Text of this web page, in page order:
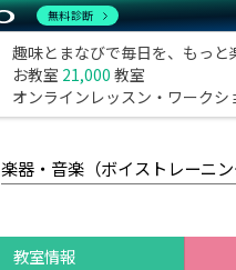
趣味とまなびで毎日を、もっと
お教室 21,000 教室
オンラインレッスン・ワークシ
楽器・音楽（ボイストレーニン
教室情報
無料診断